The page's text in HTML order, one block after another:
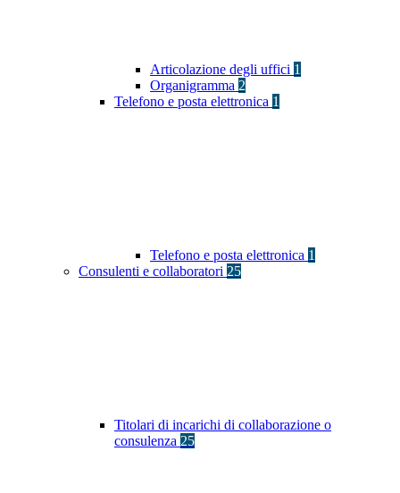
Articolazione degli uffici 1
Organigramma 2
Telefono e posta elettronica 1
Telefono e posta elettronica 1
Consulenti e collaboratori 25
Titolari di incarichi di collaborazione o
consulenza 25